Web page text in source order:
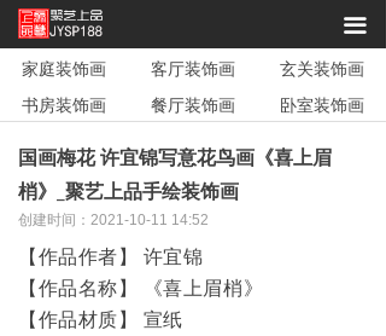
끀
家庭装饰画 客厅装饰画
玄关装饰画
书房装饰画
餐厅装饰画 卧室装饰画
国画梅花 许宜锦写意花鸟画《喜上眉
梢》_聚艺上品手绘装饰画
创建时间： 2021-10-11 14:52
【作品作者】 许宜锦
【作品名称】 《喜上眉梢》
【作品材质】 宣纸